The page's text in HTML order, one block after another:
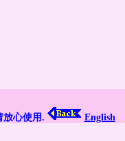
放心使用.
English